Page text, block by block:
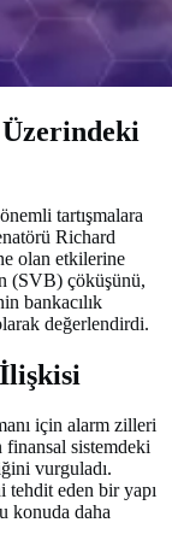
tartışmalara
Richard
olan etkilerine
(SVB) çöküşünü,
bankacılık
değerlendirdi.
için alarm zilleri
finansal sistemdeki
vurguladı.
tehdit eden bir yapı
konuda daha